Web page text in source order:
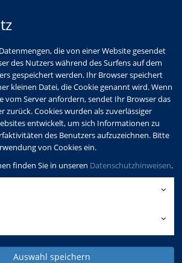
die von einer Website gesendet
des Nutzers während des Surfens auf dem
gespeichert werden. Ihr Browser speichert
kleinen Datei, die Cookie genannt wird. Wenn
vom Server anfordern, sendet Ihr Browser das
zurück. Cookies wurden als zuverlässiger
entwickelt, um sich Informationen zu
des Benutzers aufzuzeichnen. Bitte
von Cookies ein.
finden Sie in unseren Datenschutzhinweisen.
Auswahl speichern